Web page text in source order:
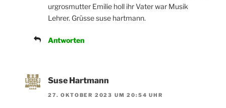
urgrosmutter Emilie holl ihr Vater war Musik
Lehrer. Grüsse suse hartmann.
Antworten
Suse Hartmann
27. OKTOBER 2023 UM 20:54 UHR